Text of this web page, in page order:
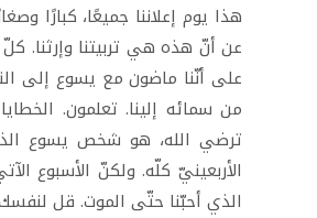
هذا يوم إعلاننا جميعًا، كبارًا
عن أنّ هذه هي تربيتنا وإرثنا.
على أنّنا ماضون مع يسوع إلى
من سمائه إلينا. تعلمون.
ترضي الله، هو شخص يسوع
الأربعينيّ كلّه. ولكنّ الأسبوع
الذي أحبّنا حتّى الموت. قل